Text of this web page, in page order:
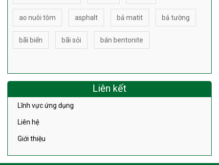
ao nuôi tôm asphalt bả matit bả tường
bãi biển bãi sỏi bán bentonite
Liên kết
Lĩnh vực ứng dụng
Liên hệ
Giới thiệu